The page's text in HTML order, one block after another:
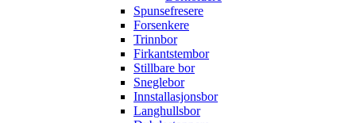
Spunsefresere
Forsenkere
Trinnbor
Firkantstembor
Stillbare bor
Sneglebor
Innstallasjonsbor
Langhullsbor